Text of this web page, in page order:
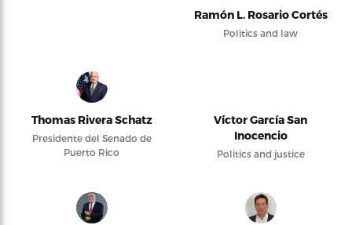
Ramón L. Rosario Cortés
Politics and law
Thomas Rivera Schatz
Presidente del Senado de
Puerto Rico
Víctor García San
Inocencio
Politics and justice